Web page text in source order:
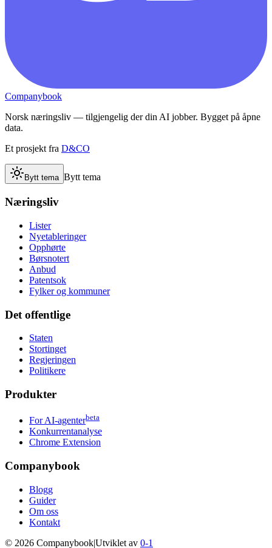
Companybook
Norsk næringsliv — tilgjengelig der din AI jobber. Bygget på åpne
data.
Et prosjekt fra D&CO
Bytt tema Bytt tema
Næringsliv
Lister
Nyetableringer
Opphørte
Børsnotert
Anbud
Patentsok
Fylker og kommuner
Det offentlige
Staten
Stortinget
Regjeringen
Politikere
Produkter
For AI-agenterbeta
Konkurrentanalyse
Chrome Extension
Companybook
Blogg
Guider
Om oss
Kontakt
© 2026 Companybook|Utviklet av 0-1